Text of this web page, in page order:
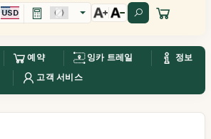
USD
예약 잉카 트레일
정보
고객 서비스